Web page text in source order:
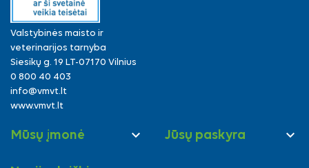
Valstybinės maisto ir
veterinarijos tarnyba
Siesikų g. 19 LT-07170 Vilnius
0 800 40 403
info@vmvt.lt
www.vmvt.lt
Mūsų įmonė  Jūsų paskyra 